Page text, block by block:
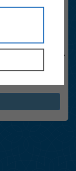
Captcha ⇗